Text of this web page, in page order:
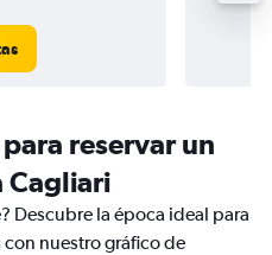
reservar un
Cagliari
Descubre la época ideal para
nuestro gráfico de